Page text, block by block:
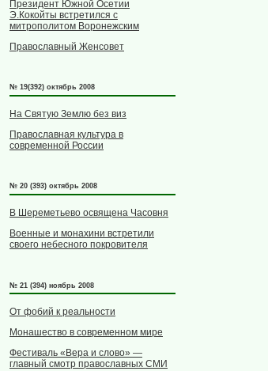
Президент Южной Осетии
Э.Кокойты встретился с
митрополитом Воронежским
Православный Женсовет
№ 19(392) октябрь 2008
На Святую Землю без виз
Православная культура в
современной России
№ 20 (393) октябрь 2008
В Шереметьево освящена Часовня
Военные и монахини встретили
своего небесного покровителя
№ 21 (394) ноябрь 2008
От фобий к реальности
Монашество в современном мире
Фестиваль «Вера и слово» —
главный смотр православных СМИ